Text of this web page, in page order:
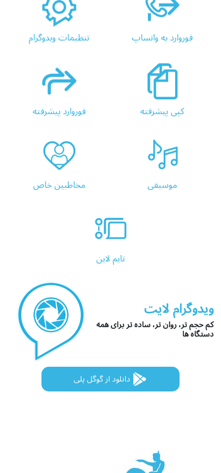
تنظیمات ویدوگرام فوروارد به واتساپ
فوروارد پیشرفته کپی پیشرفته
مخاطبین خاص موسیقی
تایم لاین
ویدوگرام لایت
کم حجم تر، روان تر، ساده تر برای همه
دستگاه ها
دانلود از گوگل پلی